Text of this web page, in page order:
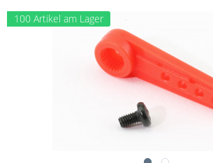
100 Artikel am Lager